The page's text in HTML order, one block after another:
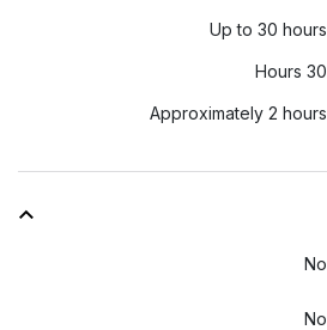
Up to 30 hours
30 Hours
Approximately 2 hours
No
No